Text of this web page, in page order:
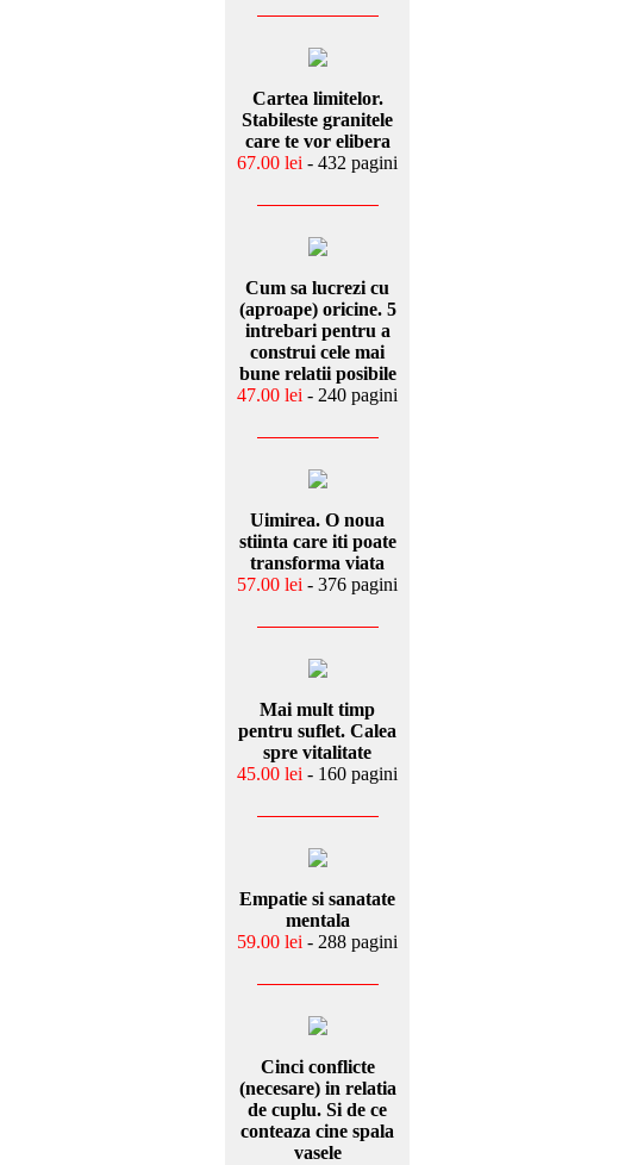
Cartea limitelor.
Stabileste granitele
care te vor elibera
67.00 lei - 432 pagini
Cum sa lucrezi cu
(aproape) oricine. 5
intrebari pentru a
construi cele mai
bune relatii posibile
47.00 lei - 240 pagini
Uimirea. O noua
stiinta care iti poate
transforma viata
57.00 lei - 376 pagini
Mai mult timp
pentru suflet. Calea
spre vitalitate
45.00 lei - 160 pagini
Empatie si sanatate
mentala
59.00 lei - 288 pagini
Cinci conflicte
(necesare) in relatia
de cuplu. Si de ce
conteaza cine spala
vasele